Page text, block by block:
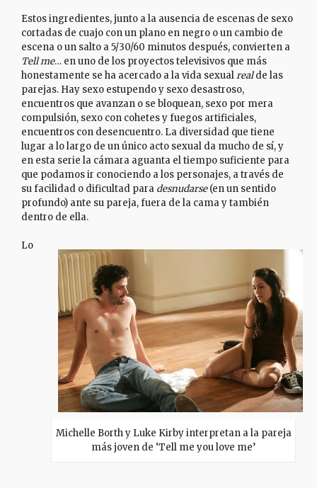
Estos ingredientes, junto a la ausencia de escenas de sexo
cortadas de cuajo con un plano en negro o un cambio de
escena o un salto a 5/30/60 minutos después, convierten a
Tell me… en uno de los proyectos televisivos que más
honestamente se ha acercado a la vida sexualrealde las
parejas. Hay sexo estupendo y sexo desastroso,
encuentros que avanzan o se bloquean, sexo por mera
compulsión, sexo con cohetes y fuegos artificiales,
encuentros con desencuentro. La diversidad que tiene
lugar a lo largo de un único acto sexual da mucho de sí, y
en esta serie la cámara aguanta el tiempo suficiente para
que podamos ir conociendo a los personajes, a través de
su facilidad o dificultad para desnudarse(en un sentido
profundo) ante su pareja, fuera de la cama y también
dentro de ella.
Michelle Borth y Luke Kirby interpretan a la pareja
más joven de ‘Tell me you love me’
Lo